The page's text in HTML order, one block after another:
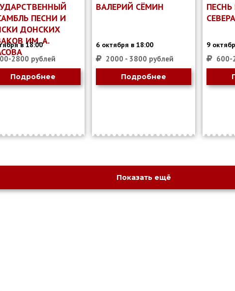
ПЕСНИ И
ДОНСКИХ
ИМ. А.
в 18:00
2800 рублей
Подробнее
ВАЛЕРИЙ СЁМИН
6 октября в 18:00
2000 - 3800 рублей
Подробнее
ПЕСНЬ
СЕВЕРА
9
600-
Показать ещё